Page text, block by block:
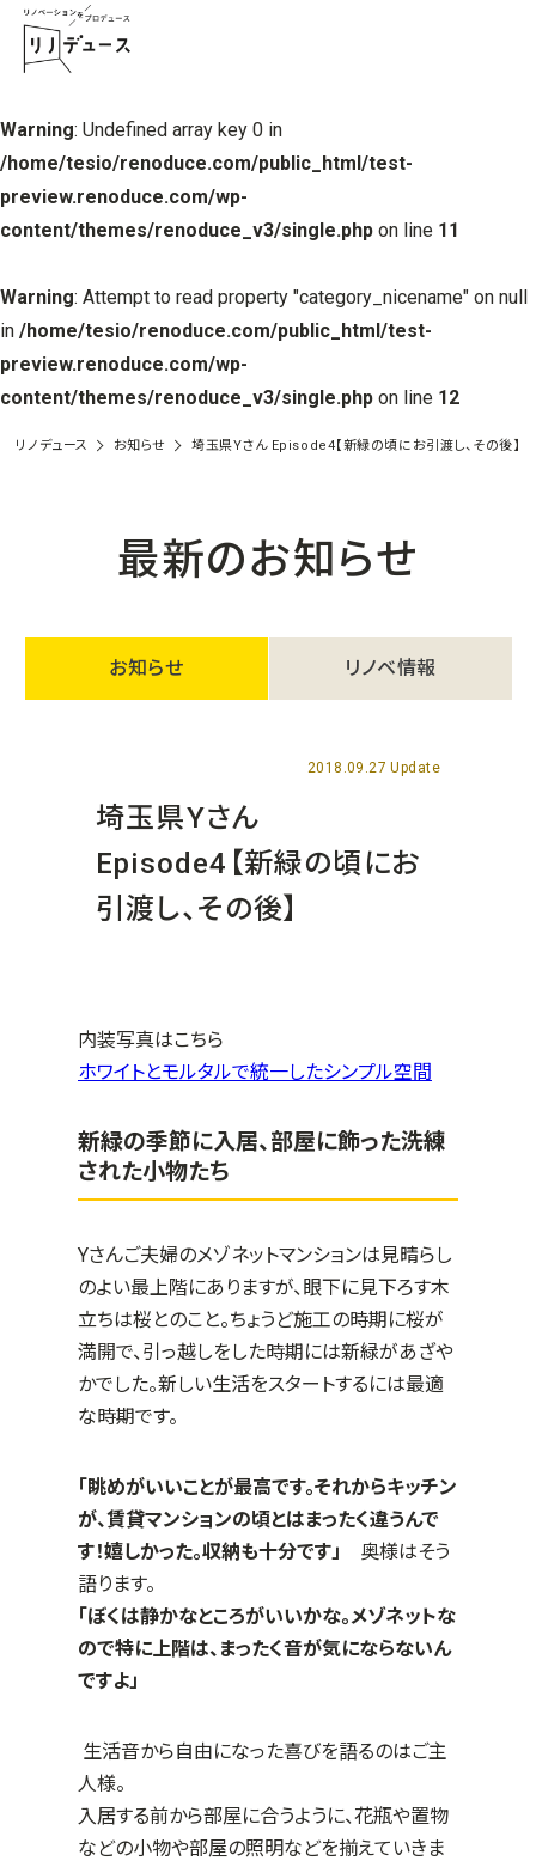
Warning: Undefined array key 0 in
/home/tesio/renoduce.com/public_html/test-
preview.renoduce.com/wp-
content/themes/renoduce_v3/single.php on line 11
Warning: Attempt to read property "category_nicename" on null
in /home/tesio/renoduce.com/public_html/test-
preview.renoduce.com/wp-
content/themes/renoduce_v3/single.php on line 12
リノデュース お知らせ 埼玉県Yさん Episode4【新緑の頃にお引渡し、その後】
最新のお知らせ
お知らせ リノベ情報
2018.09.27 Update
埼玉県Yさん
Episode4【新緑の頃にお
引渡し、その後】
内装写真はこちら
ホワイトとモルタルで統一したシンプル空間
新緑の季節に入居、部屋に飾った洗練
された小物たち
Yさんご夫婦のメゾネットマンションは見晴らし
のよい最上階にありますが、眼下に見下ろす木
立ちは桜とのこと。ちょうど施工の時期に桜が
満開で、引っ越しをした時期には新緑があざや
かでした。新しい生活をスタートするには最適
な時期です。
「眺めがいいことが最高です。それからキッチン
が、賃貸マンションの頃とはまったく違うんで
す！嬉しかった。収納も十分です」 奥様はそう
語ります。
「ぼくは静かなところがいいかな。メゾネットな
ので特に上階は、まったく音が気にならないん
ですよ」
生活音から自由になった喜びを語るのはご主
人様。
入居する前から部屋に合うように、花瓶や置物
などの小物や部屋の照明などを揃えていきま